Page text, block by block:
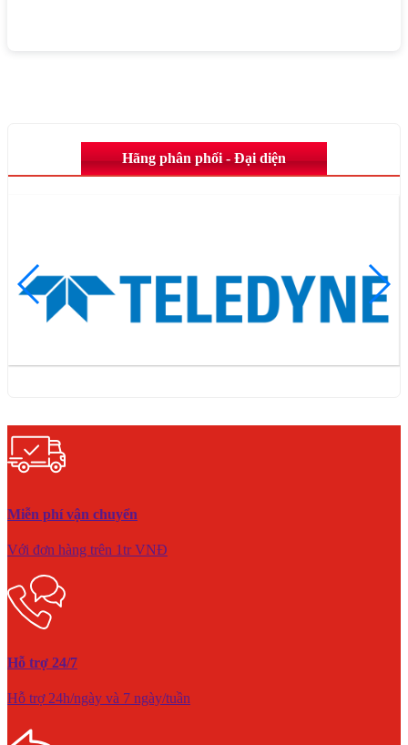
Hãng phân phối - Đại diện
Miễn phí vận chuyển
Với đơn hàng trên 1tr VNĐ
Hỗ trợ 24/7
Hỗ trợ 24h/ngày và 7 ngày/tuần